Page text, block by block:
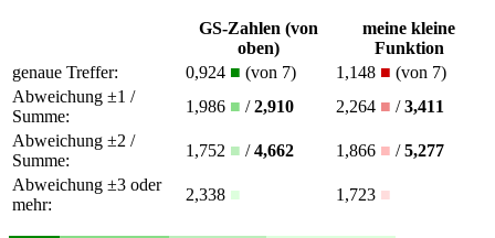
GS-Zahlen (von
oben)
meine kleine
Funktion
genaue Treffer:
0,924 ■ (von 7) 1,148 ■ (von 7)
Abweichung ±1 /
Summe:
1,986 ■ /2,910 2,264 ■ /3,411
Abweichung ±2 /
Summe:
1,752 ■ /4,662 1,866 ■ /5,277
Abweichung ±3 oder
mehr:
2,338 ■ 1,723 ■